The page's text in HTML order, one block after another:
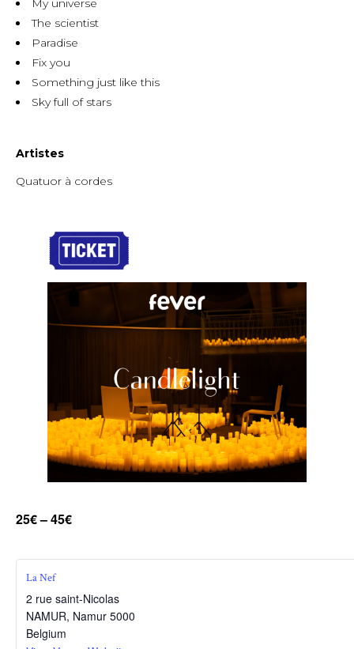
My universe
The scientist
Paradise
Fix you
Something just like this
Sky full of stars
Artistes
Quatuor à cordes
25€ – 45€
La Nef
2 rue saint-Nicolas
NAMUR, Namur 5000
Belgium